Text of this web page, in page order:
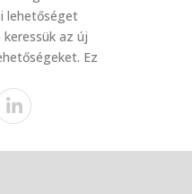
lehetőséget
az új
Ez